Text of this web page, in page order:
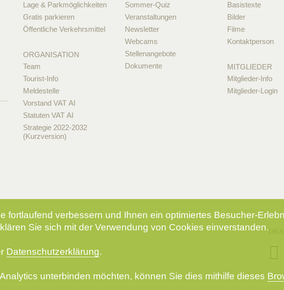
Lage & Parkmöglichkeiten
Gratis parkieren
Öffentliche Verkehrsmittel
ORGANISATION
Team
Tourist-Info
Meldestelle
Vorstand VAT AI
Statuten VAT AI
Strategie 2022-2032
(Kurzversion)
Sommer-Quiz
Veranstaltungen
Newsletter
Webcams
Stellenangebote
Dokumente
Basistexte
Bilder
Filme
Kontaktperson
MITGLIEDER
Mitglieder-Info
Mitglieder-Login
fortlaufend verbessern und Ihnen ein optimiertes Besucher-
Sie sich mit der Verwendung von Cookies einverstanden.
Datenschutzerklärung.
unterbinden möchten, können Sie dies mithilfe dieses